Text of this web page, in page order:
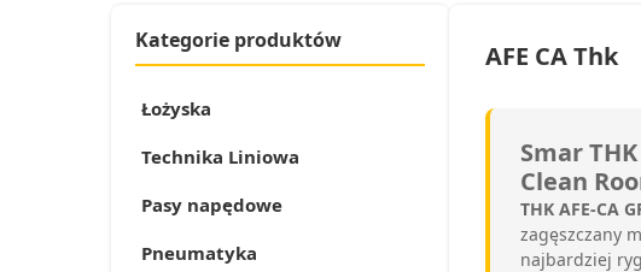
Kategorie produktów
Łożyska
Technika Liniowa
Pasy napędowe
Pneumatyka
AFE CA Thk
Smar
Clean
THK AFE-CA
zagęszczany
najbardziej